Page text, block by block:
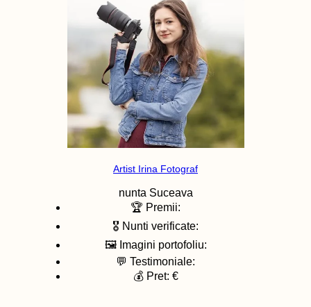
Artist Irina Fotograf
nunta Suceava
🏆 Premii:
🎖️ Nunti verificate:
🖼️ Imagini portofoliu:
💬 Testimoniale:
💰 Pret: €